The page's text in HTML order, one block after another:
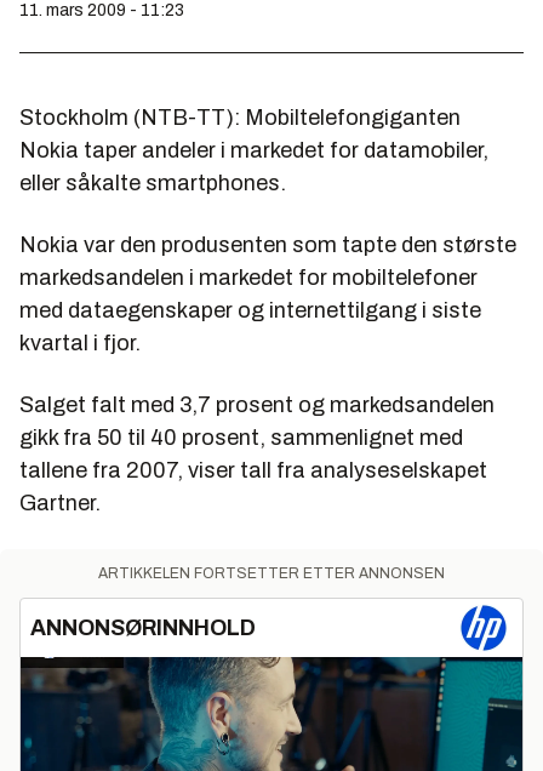
11. mars 2009 - 11:23
Stockholm (NTB-TT): Mobiltelefongiganten
Nokia taper andeler i markedet for datamobiler,
eller såkalte smartphones.
Nokia var den produsenten som tapte den største
markedsandelen i markedet for mobiltelefoner
med dataegenskaper og internettilgang i siste
kvartal i fjor.
Salget falt med 3,7 prosent og markedsandelen
gikk fra 50 til 40 prosent, sammenlignet med
tallene fra 2007, viser tall fra analyseselskapet
Gartner.
ARTIKKELEN FORTSETTER ETTER ANNONSEN
ANNONSØRINNHOLD